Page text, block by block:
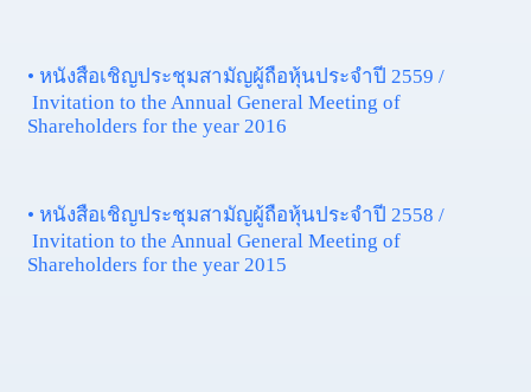
• หนังสือเชิญประชุมสามัญผู้ถือหุ้นประจำปี 2559 /
Invitation to the Annual General Meeting of
Shareholders for the year 2016
• หนังสือเชิญประชุมสามัญผู้ถือหุ้นประจำปี 2558 /
Invitation to the Annual General Meeting of
Shareholders for the year 2015